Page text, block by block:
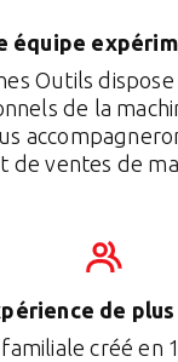
équipe
Outils
de la
de ventes de
de plus
créé en